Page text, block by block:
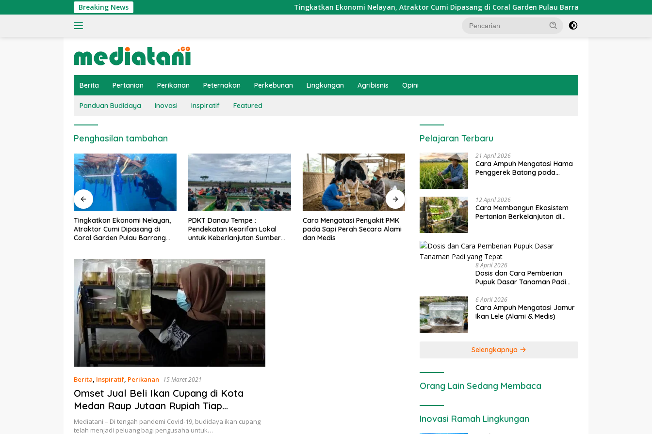
ke
Breaking News Tingkatkan Ekonomi Nelayan, Atraktor Cumi Dipasang di Coral Garden Pulau Barrang Caddi
Berita Pertanian Perikanan Peternakan Perkebunan Lingkungan Agribisnis Opini
Panduan Budidaya Inovasi Inspiratif Featured
Penghasilan tambahan
PDKT Danau Tempe :
Pendekatan Kearifan Lokal
untuk Keberlanjutan Sumber
Cara Mengatasi Penyakit PMK
pada Sapi Perah Secara Alami
dan Medis
Dosis dan Cara Pemupukan
Tanaman Padi pada Fase
Vegetatif Aktif yang Tepat
Penerapan IoT dalam
Pertanian Modern di Indonesia
Ekonomi Sumber Daya Lahan:
Berita, Inspiratif, Perikanan 15 Maret 2021
Omset Jual Beli Ikan Cupang di Kota
Medan Raup Jutaan Rupiah Tiap
Bulannya
Mediatani – Di tengah pandemi Covid-19, budidaya ikan cupang
telah menjadi peluang bagi pengusaha untuk…
Pelajaran Terbaru
21 April 2026
Cara Ampuh Mengatasi Hama
Penggerek Batang pada
12 April 2026
Cara Membangun Ekosistem
Pertanian Berkelanjutan di
8 April 2026
Dosis dan Cara Pemberian
Pupuk Dasar Tanaman Padi
6 April 2026
Cara Ampuh Mengatasi Jamur
Ikan Lele (Alami & Medis)
Selengkapnya
Orang Lain Sedang Membaca
Inovasi Ramah Lingkungan